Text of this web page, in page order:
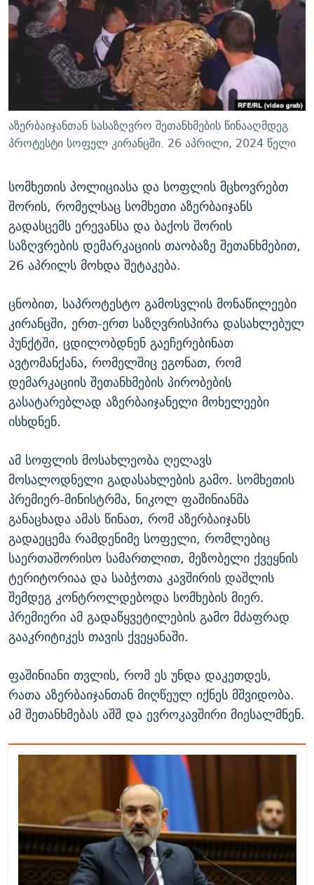
ᲛᲝᲚᲐᲞᲐᲠᲐᲙᲔ ᲢᲔᲥᲡᲢᲔᲑᲘ
ᲨᲘᲜ - ᲣᲪᲮᲝᲔᲗᲨᲘ
ᲚᲘᲢᲔᲠᲐᲢᲣᲠᲣᲚᲘ ᲬᲐᲮᲜᲐᲒᲔᲑᲘ
ᲐᲛᲔᲠᲘᲙᲣᲚᲘ ᲛᲝᲗᲮᲠᲝᲑᲐ
ᲘᲛᲞᲔᲠᲘᲐ ᲓᲐ ᲠᲐᲓᲘᲝ
ᲩᲔᲛᲘ ᲡᲘᲙᲕᲓᲘᲚᲘᲡ ᲛᲘᲖᲔᲖᲘᲐ COVID-19
11 ᲬᲔᲚᲘ - 11 ᲐᲛᲑᲐᲕᲘ
ᲡᲐᲞᲐᲠᲚᲐᲛᲔᲜᲢᲝ ᲐᲠᲩᲔᲕᲜᲔᲑᲘᲡ ᲘᲡᲢᲝᲠᲘᲐ
ᲑᲐᲕᲨᲕᲔᲑᲘ ᲞᲠᲝᲡᲢᲘᲢᲣᲪᲘᲐᲨᲘ - ᲐᲛᲝᲣᲗᲥᲛᲔᲚᲘ ᲐᲛᲑᲐᲕᲘ
5 ᲐᲛᲑᲐᲕᲘ - 20 ᲘᲕᲜᲘᲡᲡ ᲓᲐᲨᲐᲕᲔᲑᲣᲚᲔᲑᲘ
ᲐᲒᲕᲘᲡᲢᲝᲡ ᲝᲛᲘ
ᲒᲐᲛᲝᲘᲬᲔᲠᲔ
რთე/რთ-ის ყველა საიტი
აზერბაიჯანთან სასაზღვრო შეთანხმების წინააღმდეგ
პროტესტი სოფელ კირანცში. 26 აპრილი, 2024 წელი
სომხეთის პოლიციასა და სოფლის მცხოვრებთ
შორის, რომელსაც სომხეთი აზერბაიჯანს
გადასცემს ერევანსა და ბაქოს შორის
საზღვრების დემარკაციის თაობაზე შეთანხმებით,
26 აპრილს მოხდა შეტაკება.
ცნობით, საპროტესტო გამოსვლის მონაწილეები
კირანცში, ერთ-ერთ საზღვრისპირა დასახლებულ
პუნქტში, ცდილობდნენ გაეჩერებინათ
ავტომანქანა, რომელშიც ეგონათ, რომ
დემარკაციის შეთანხმების პირობების
გასატარებლად აზერბაიჯანელი მოხელეები
ისხდნენ.
ამ სოფლის მოსახლეობა ღელავს
მოსალოდნელი გადასახლების გამო. სომხეთის
პრემიერ-მინისტრმა, ნიკოლ ფაშინიანმა
განაცხადა ამას წინათ, რომ აზერბაიჯანს
გადაეცემა რამდენიმე სოფელი, რომლებიც
საერთაშორისო სამართლით, მეზობელი ქვეყნის
ტერიტორიაა და საბჭოთა კავშირის დაშლის
შემდეგ კონტროლდებოდა სომხების მიერ.
პრემიერი ამ გადაწყვეტილების გამო მძაფრად
გააკრიტიკეს თავის ქვეყანაში.
ფაშინიანი თვლის, რომ ეს უნდა დაკეთდეს,
რათა აზერბაიჯანთან მიღწეულ იქნეს მშვიდობა.
ამ შეთანხმებას აშშ და ევროკავშირი მიესალმნენ.